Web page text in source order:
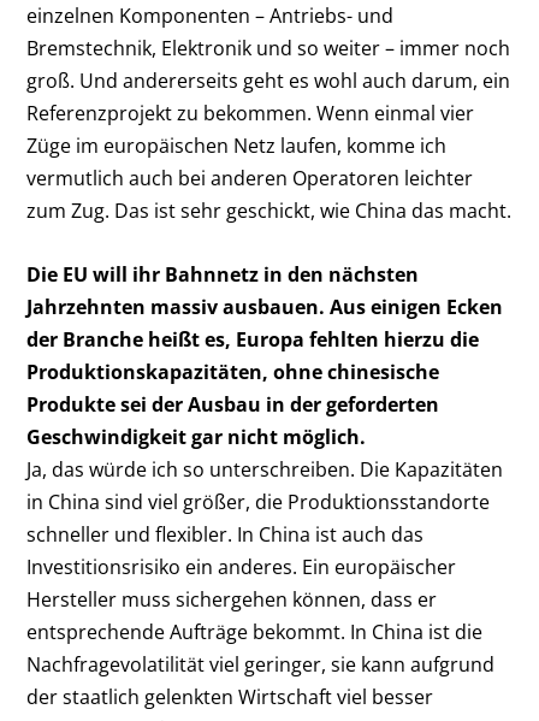
einzelnen Komponenten – Antriebs- und
Bremstechnik, Elektronik und so weiter – immer noch
groß. Und andererseits geht es wohl auch darum, ein
Referenzprojekt zu bekommen. Wenn einmal vier
Züge im europäischen Netz laufen, komme ich
vermutlich auch bei anderen Operatoren leichter
zum Zug. Das ist sehr geschickt, wie China das macht.
Die EU will ihr Bahnnetz in den nächsten
Jahrzehnten massiv ausbauen. Aus einigen Ecken
der Branche heißt es, Europa fehlten hierzu die
Produktionskapazitäten, ohne chinesische
Produkte sei der Ausbau in der geforderten
Geschwindigkeit gar nicht möglich.
Ja, das würde ich so unterschreiben. Die Kapazitäten
in China sind viel größer, die Produktionsstandorte
schneller und flexibler. In China ist auch das
Investitionsrisiko ein anderes. Ein europäischer
Hersteller muss sichergehen können, dass er
entsprechende Aufträge bekommt. In China ist die
Nachfragevolatilität viel geringer, sie kann aufgrund
der staatlich gelenkten Wirtschaft viel besser